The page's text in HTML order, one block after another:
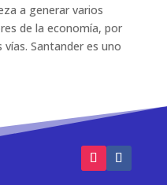
a generar varios
de la economía, por
Santander es uno